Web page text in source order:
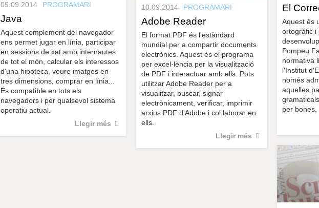
El
Aquest és
ortogràfic i
Pompeu
normativa
l'Institut
només
aquelles
per bones.
10.09.2014 PROGRAMARI
Adobe Reader
El format PDF és l'estàndard
mundial per a compartir documents
electrònics. Aquest és el programa
per excel·lència per la visualització
de PDF i interactuar amb ells. Pots
utilitzar Adobe Reader per a
visualitzar, buscar, signar
electrònicament, verificar, imprimir
arxius PDF d'Adobe i col.laborar en
ells.
Llegir més
09.09.2014 PROGRAMARI
Java
Aquest complement del navegador
ens permet jugar en línia, participar
en sessions de xat amb internautes
de tot el món, calcular els interessos
d'una hipoteca, veure imatges en
tres dimensions, comprar en línia...
És compatible en tots els
navegadors i per qualsevol sistema
operatiu actual.
Llegir més